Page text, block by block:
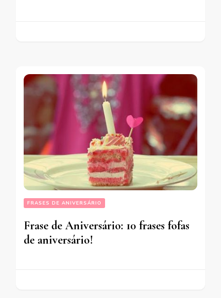
FRASES DE ANIVERSÁRIO
Frase de Aniversário: 10 frases fofas
de aniversário!